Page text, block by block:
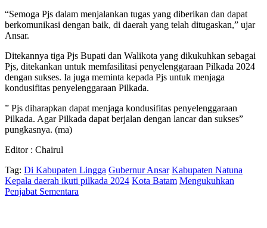
“Semoga Pjs dalam menjalankan tugas yang diberikan dan dapat
berkomunikasi dengan baik, di daerah yang telah ditugaskan,” ujar
Ansar.
Ditekannya tiga Pjs Bupati dan Walikota yang dikukuhkan sebagai
Pjs, ditekankan untuk memfasilitasi penyelenggaraan Pilkada 2024
dengan sukses. Ia juga meminta kepada Pjs untuk menjaga
kondusifitas penyelenggaraan Pilkada.
” Pjs diharapkan dapat menjaga kondusifitas penyelenggaraan
Pilkada. Agar Pilkada dapat berjalan dengan lancar dan sukses”
pungkasnya. (ma)
Editor : Chairul
Tag: Di Kabupaten Lingga Gubernur Ansar Kabupaten Natuna
Kepala daerah ikuti pilkada 2024 Kota Batam Mengukuhkan
Penjabat Sementara